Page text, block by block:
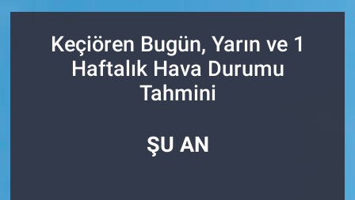
Keçiören Bugün, Yarın ve 1
Haftalık Hava Durumu
Tahmini
ŞU AN
Trafik Durumu
Süper Lig Puan Durumu ve Fikstür
Son Dakika Haberleri